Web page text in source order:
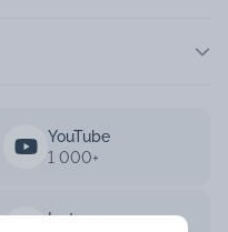
YouTube
1 000+
Instagram